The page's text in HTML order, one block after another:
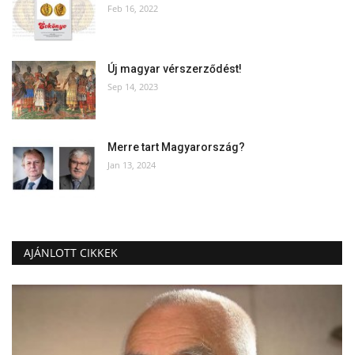
Feb 16, 2022
Új magyar vérszerződést!
Sep 14, 2023
Merre tart Magyarország?
Jan 13, 2024
AJÁNLOTT CIKKEK